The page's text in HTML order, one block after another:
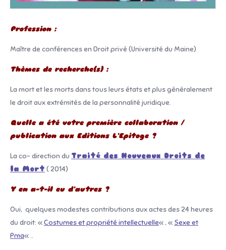
Profession :
Maître de conférences en Droit privé (Université du Maine)
Thèmes de recherche(s) :
La mort et les morts dans tous leurs états et plus généralement
le droit aux extrémités de la personnalité juridique.
Quelle a été votre première collaboration /
publication aux Editions L’Epitoge ?
La co- direction du Traité des Nouveaux Droits de
la Mort ( 2014)
Y en a-t-il eu d’autres ?
Oui, quelques modestes contributions aux actes des 24 heures
du droit: «Costumes et propriété intellectuelle« , « Sexe et
Pma« ..